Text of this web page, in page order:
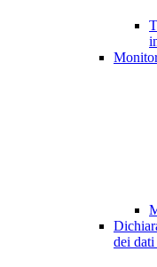
dei dati